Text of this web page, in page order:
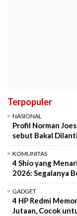
Terpopuler
NASIONAL
Profil Norman
sebut Bakal
KOMUNITAS
4 Shio yang
2026: Segalanya
GADGET
4 HP Redmi
Jutaan, Cocok